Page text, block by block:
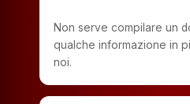
Non serve compilare un
qualche informazione in
noi.